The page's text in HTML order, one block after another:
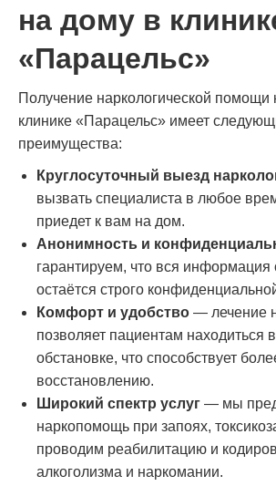
на дому в
«Парацельс»
Получение наркологической помощи
клинике «Парацельс» имеет
преимущества:
Круглосуточный выезд
вызвать специалиста в любое
приедет к вам на дом.
Анонимность и
гарантируем, что вся информация
остаётся строго
Комфорт и удобство — лечение
позволяет пациентам находиться
обстановке, что способствует
восстановлению.
Широкий спектр услуг — мы
наркопомощь при запоях,
проводим реабилитацию и
алкоголизма и наркомании.